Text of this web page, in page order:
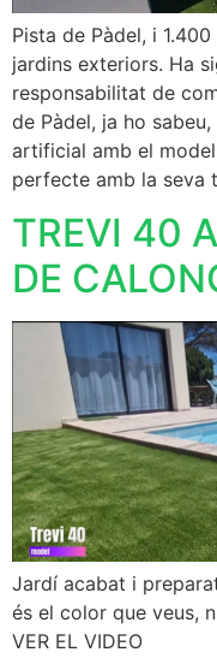
Pista de Pàdel, i
jardins exteriors. Ha
responsabilitat de
de Pàdel, ja ho
artificial amb el
perfecte amb la seva
TREVI 40
DE
Jardí acabat i
és el color que veus,
VER EL VIDEO